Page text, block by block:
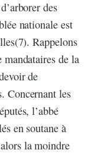
des
nationale est
Rappelons
de la
de
Concernant les
l’abbé
en soutane à
la moindre